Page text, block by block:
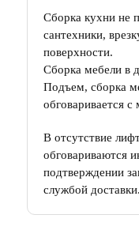
Сборка кухни не
сантехники,
поверхности.
Сборка мебели в
Подъем, сборка
обговаривается
В отсутствие
обговариваются
подтверждении
службой доставки.